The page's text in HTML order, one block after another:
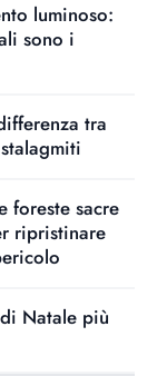
luminoso:
sono i
tra
foreste sacre
ripristinare
Natale più